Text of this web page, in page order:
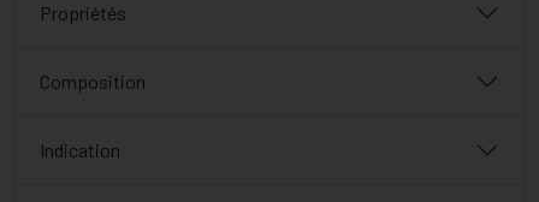
Propriétés
Composition
Indication